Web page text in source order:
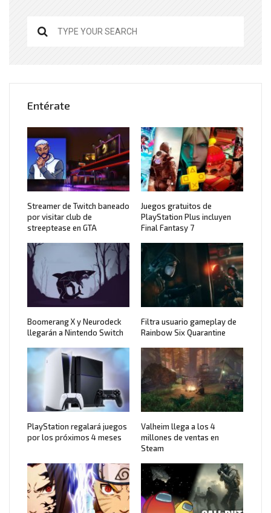
Entérate
Streamer de Twitch baneado
por visitar club de
streeptease en GTA
Juegos gratuitos de
PlayStation Plus incluyen
Final Fantasy 7
Boomerang X y Neurodeck
llegarán a Nintendo Switch
Filtra usuario gameplay de
Rainbow Six Quarantine
PlayStation regalará juegos
por los próximos 4 meses
Valheim llega a los 4
millones de ventas en
Steam